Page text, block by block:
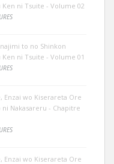
Ken ni Tsuite - Volume 02
to no Shinkon
ni Tsuite - Volume 01
Enzai wo Kiserareta Ore
Nakasareru - Chapitre
Enzai wo Kiserareta Ore